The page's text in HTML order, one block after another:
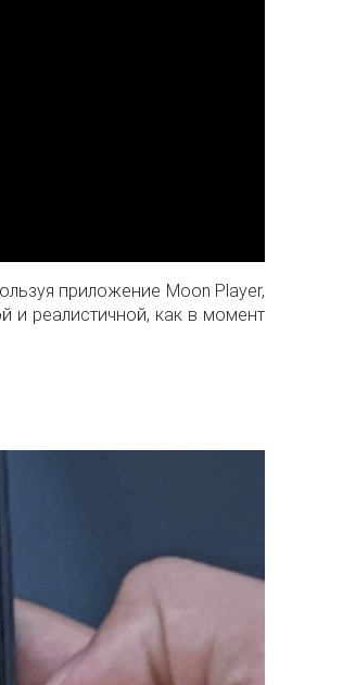
приложение Moon Player,
и реалистичной, как в момент